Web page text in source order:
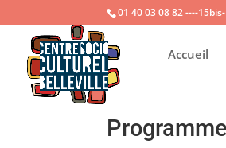
01 40 03 08 82 ----
Accueil